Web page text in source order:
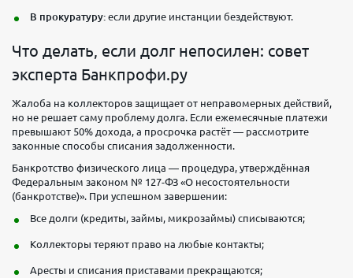
В прокуратуру: если другие инстанции бездействуют.
Что делать, если долг непосилен: совет
эксперта Банкпрофи.ру
Жалоба на коллекторов защищает от неправомерных действий,
но не решает саму проблему долга. Если ежемесячные платежи
превышают 50% дохода, а просрочка растёт — рассмотрите
законные способы списания задолженности.
Банкротство физического лица — процедура, утверждённая
Федеральным законом № 127-ФЗ «О несостоятельности
(банкротстве)». При успешном завершении:
Все долги (кредиты, займы, микрозаймы) списываются;
Коллекторы теряют право на любые контакты;
Аресты и списания приставами прекращаются;